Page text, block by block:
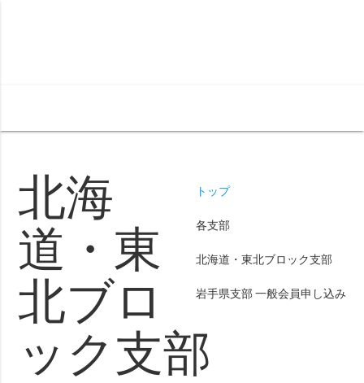
トップ
各支部
北海道・東北ブロック支部
岩手県支部 一般会員申し込み
北海
道・東
北ブロ
ック支部